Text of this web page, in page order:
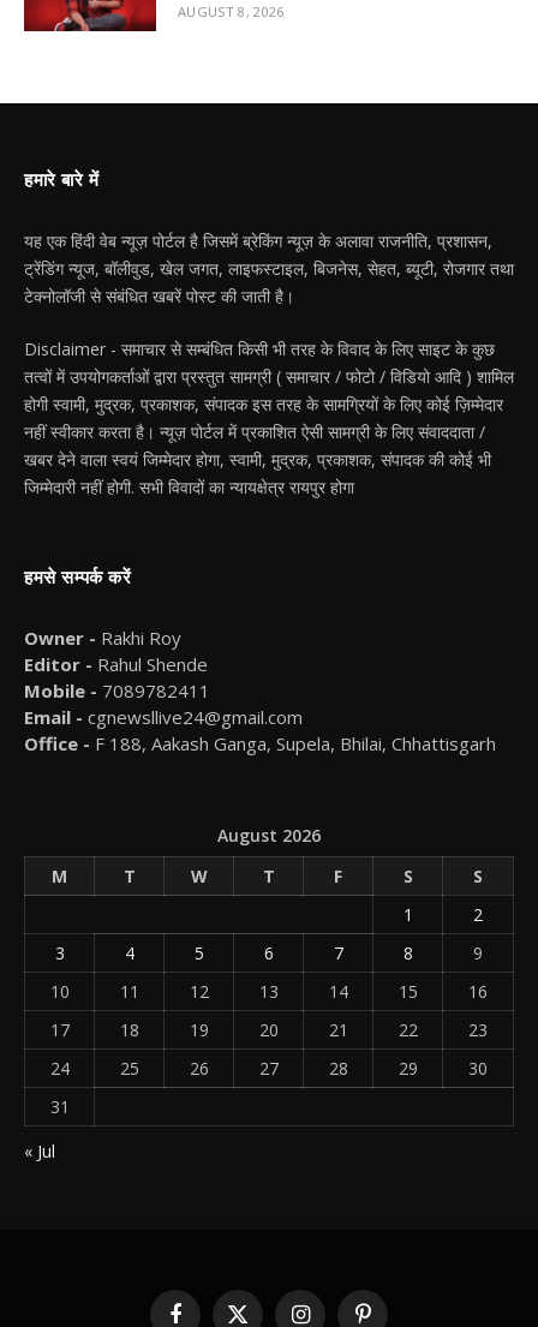
AUGUST 8, 2026
हमारे बारे में
यह एक हिंदी वेब न्यूज़ पोर्टल है जिसमें ब्रेकिंग न्यूज़ के अलावा राजनीति, प्रशासन,
ट्रेंडिंग न्यूज, बॉलीवुड, खेल जगत, लाइफस्टाइल, बिजनेस, सेहत, ब्यूटी, रोजगार तथा
टेक्नोलॉजी से संबंधित खबरें पोस्ट की जाती है।
Disclaimer - समाचार से सम्बंधित किसी भी तरह के विवाद के लिए साइट के कुछ
तत्वों में उपयोगकर्ताओं द्वारा प्रस्तुत सामग्री ( समाचार / फोटो / विडियो आदि ) शामिल
होगी स्वामी, मुद्रक, प्रकाशक, संपादक इस तरह के सामग्रियों के लिए कोई ज़िम्मेदार
नहीं स्वीकार करता है। न्यूज़ पोर्टल में प्रकाशित ऐसी सामग्री के लिए संवाददाता /
खबर देने वाला स्वयं जिम्मेदार होगा, स्वामी, मुद्रक, प्रकाशक, संपादक की कोई भी
जिम्मेदारी नहीं होगी. सभी विवादों का न्यायक्षेत्र रायपुर होगा
हमसे सम्पर्क करें
Owner - Rakhi Roy
Editor - Rahul Shende
Mobile - 7089782411
Email - cgnewsllive24@gmail.com
Office - F 188, Aakash Ganga, Supela, Bhilai, Chhattisgarh
August 2026
M
T W T F S
S
1
2
3
4 5 6 7 8
9
10
11 12 13 14 15
16
17
18 19 20 21 22
23
24
25 26 27 28 29
30
31
« Jul